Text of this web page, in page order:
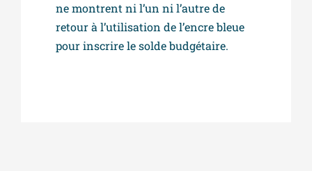
ne montrent ni l’un ni l’autre de
retour à l’utilisation de l’encre bleue
pour inscrire le solde budgétaire.